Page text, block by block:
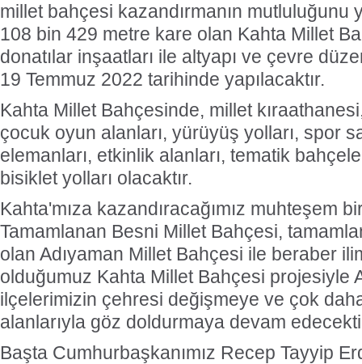
millet bahçesi kazandırmanın mutluluğunu
108 bin 429 metre kare olan Kahta Millet
donatılar inşaatları ile altyapı ve çevre
19 Temmuz 2022 tarihinde yapılacaktır.
Kahta Millet Bahçesinde, millet
çocuk oyun alanları, yürüyüş yolları, spor
elemanları, etkinlik alanları, tematik
bisiklet yolları olacaktır.
Kahta'mıza kazandıracağımız muhteşem
Tamamlanan Besni Millet Bahçesi,
olan Adıyaman Millet Bahçesi ile beraber
olduğumuz Kahta Millet Bahçesi projesiyle
ilçelerimizin çehresi değişmeye ve çok
alanlarıyla göz doldurmaya devam
Başta Cumhurbaşkanımız Recep Tayyip